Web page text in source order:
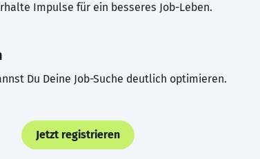
Impulse für ein besseres Job-Leben.
Du Deine Job-Suche deutlich optimieren.
Jetzt registrieren